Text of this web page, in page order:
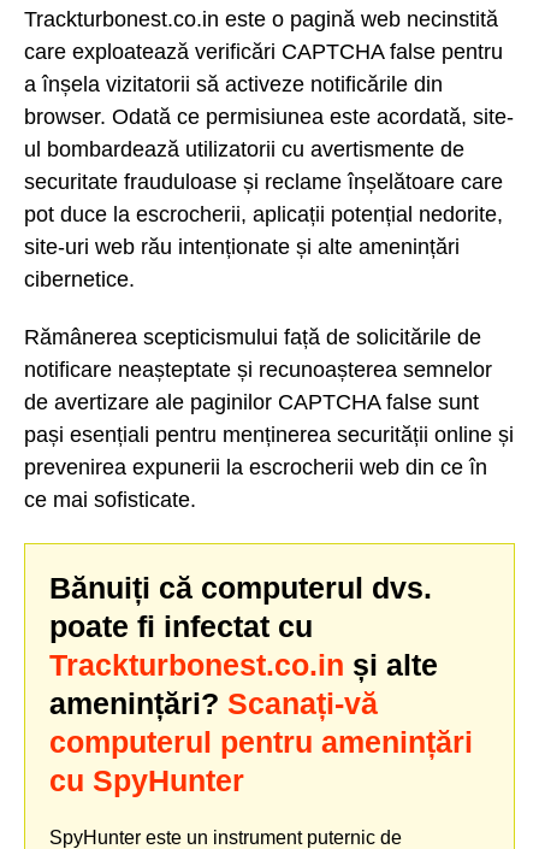
Trackturbonest.co.in este o pagină web necinstită
care exploatează verificări CAPTCHA false pentru
a înșela vizitatorii să activeze notificările din
browser. Odată ce permisiunea este acordată, site-
ul bombardează utilizatorii cu avertismente de
securitate frauduloase și reclame înșelătoare care
pot duce la escrocherii, aplicații potențial nedorite,
site-uri web rău intenționate și alte amenințări
cibernetice.
Rămânerea scepticismului față de solicitările de
notificare neașteptate și recunoașterea semnelor
de avertizare ale paginilor CAPTCHA false sunt
pași esențiali pentru menținerea securității online și
prevenirea expunerii la escrocherii web din ce în
ce mai sofisticate.
Bănuiți că computerul dvs.
poate fi infectat cu
Trackturbonest.co.in și alte
amenințări? Scanați-vă
computerul pentru amenințări
cu SpyHunter
SpyHunter este un instrument puternic de